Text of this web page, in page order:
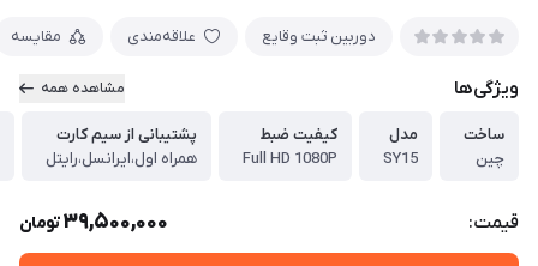
دوربین ثبت وقایع علاقه‌مندی مقایسه
ویژگی‌ها مشاهده همه
ساخت
چین
مدل
SY15
کیفیت ضبط
Full HD 1080P
پشتیبانی از سیم کارت
همراه اول،ایرانسل،رایتل
قیمت: 39,500,000تومان